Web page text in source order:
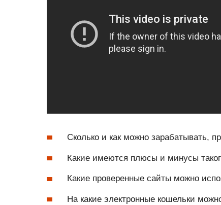
Сколько и как можно зарабатывать,
Какие имеются плюсы и минусы
Какие проверенные сайты можно
На какие электронные кошельки